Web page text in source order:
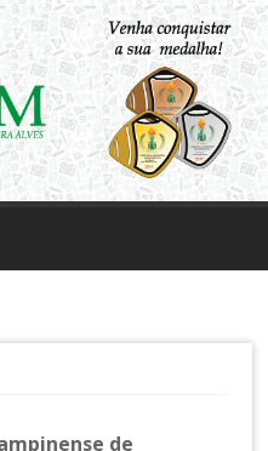
de